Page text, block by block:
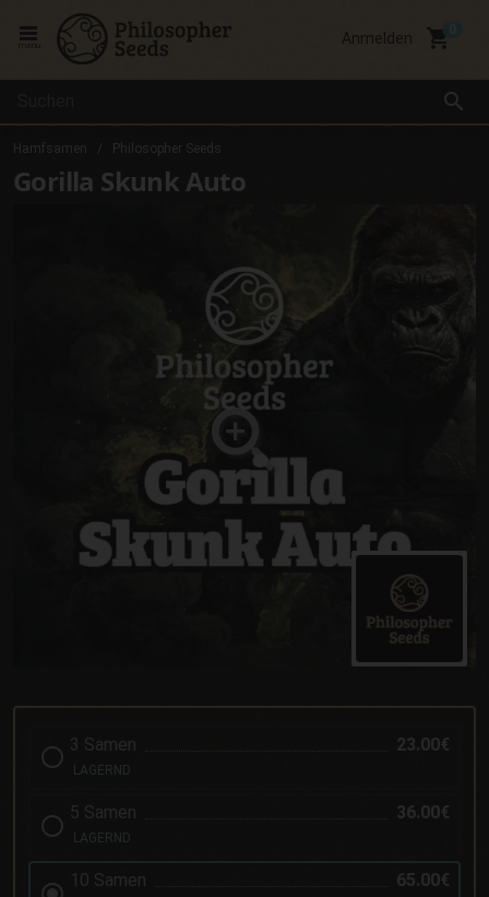
search
Anmelden local_grocery_store
Hamfsamen Philosopher Seeds
Gorilla Skunk Auto
3 Samen 23.00€
LAGERND
5 Samen 36.00€
LAGERND
10 Samen 65.00€